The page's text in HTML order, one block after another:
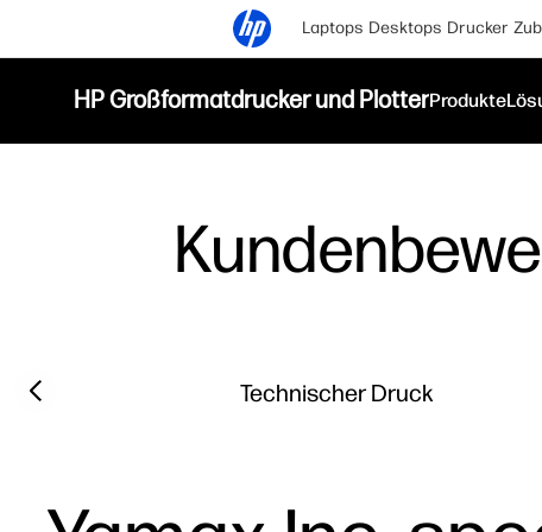
Laptops Desktops Drucker
HP Großformatdrucker und PlotterProdukte
Filter category
Technischer Druck
Previous slide